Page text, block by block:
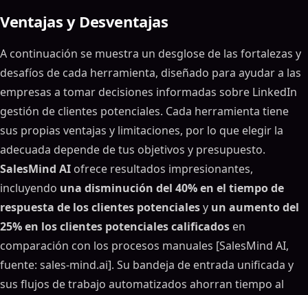
Ventajas y Desventajas
A continuación se muestra un desglose de las fortalezas y
desafíos de cada herramienta, diseñado para ayudar a las
empresas a tomar decisiones informadas sobre LinkedIn
gestión de clientes potenciales. Cada herramienta tiene
sus propias ventajas y limitaciones, por lo que elegir la
adecuada depende de tus objetivos y presupuesto.
SalesMind AI ofrece resultados impresionantes,
incluyendo una disminución del 40% en el tiempo de
respuesta de los clientes potencialesy un aumento del
25% en los clientes potenciales calificados en
comparación con los procesos manuales [SalesMind AI,
fuente: sales-mind.ai]. Su bandeja de entrada unificada y
sus flujos de trabajo automatizados ahorran tiempo al